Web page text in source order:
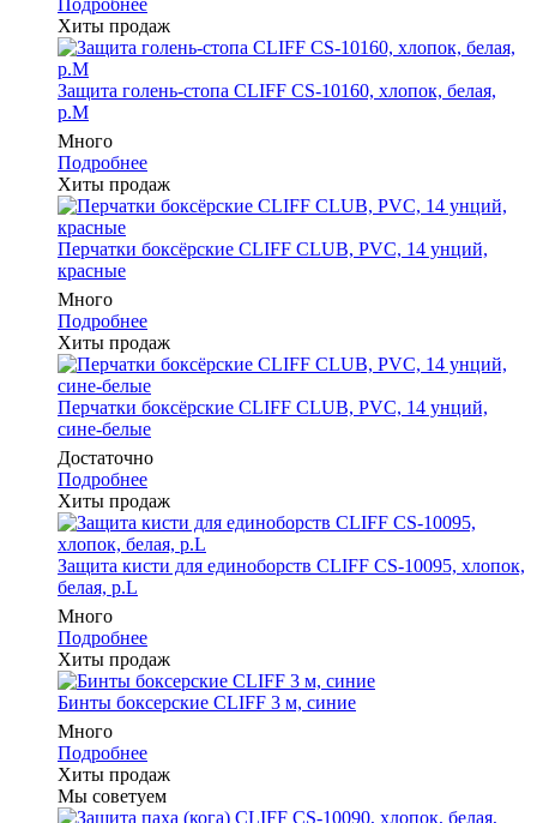
Подробнее
Хиты продаж
Защита голень-стопа CLIFF CS-10160, хлопок, белая,
р.M
Много
Подробнее
Хиты продаж
Перчатки боксёрские CLIFF CLUB, PVC, 14 унций,
красные
Много
Подробнее
Хиты продаж
Перчатки боксёрские CLIFF CLUB, PVC, 14 унций,
сине-белые
Достаточно
Подробнее
Хиты продаж
Защита кисти для единоборств CLIFF CS-10095, хлопок,
белая, р.L
Много
Подробнее
Хиты продаж
Бинты боксерские CLIFF 3 м, синие
Много
Подробнее
Хиты продаж
Мы советуем